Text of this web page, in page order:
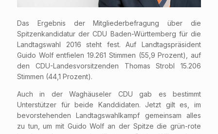
Das Ergebnis der Mitgliederbefragung über die
Spitzenkandidatur der CDU Baden-Württemberg für die
Landtagswahl 2016 steht fest. Auf Landtagspräsident
Guido Wolf entfielen 19.261 Stimmen (55,9 Prozent), auf
den CDU-Landesvorsitzenden Thomas Strobl 15.206
Stimmen (44,1 Prozent).
Auch in der Waghäuseler CDU gab es bestimmt
Unterstützer für beide Kanddidaten. Jetzt gilt es, im
bevorstehenden Landtagswahlkampf gemeinsam alles
zu tun, um mit Guido Wolf an der Spitze die grün-rote